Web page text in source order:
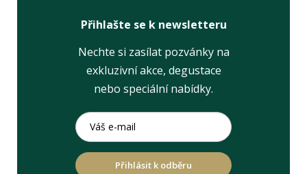
Přihlašte se k newsletteru
Nechte si zasílat pozvánky na
exkluzivní akce, degustace
nebo speciální nabídky.
Přihlásit k odběru